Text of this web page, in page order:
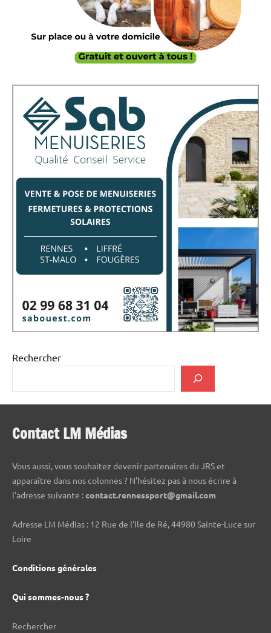
Rechercher
Contact LM Médias
Vous aussi, vous souhaitez devenir partenaires du JRS et
apparaître dans nos colonnes ? N'hésitez pas à nous écrire à
l'adresse suivante :contact.rennessport@gmail.com
Adresse LM Médias : 12 Rue de l'Ile de Ré, 44980 Sainte-Luce sur
Loire
Conditions générales
Qui sommes-nous ?
Rechercher